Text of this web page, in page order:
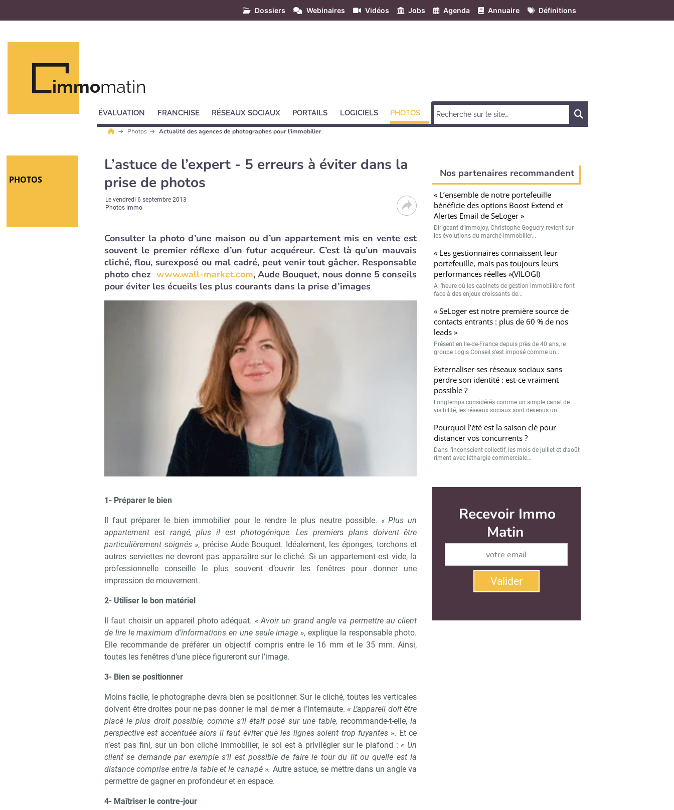
Dossiers Webinaires Vidéos Jobs Agenda Annuaire Définitions
immomatin
ÉVALUATION FRANCHISE RÉSEAUX SOCIAUX PORTAILS LOGICIELS PHOTOS
Photos Actualité des agences de photographes pour l'immobilier
PHOTOS
L’astuce de l’expert - 5 erreurs à éviter dans la
prise de photos
Levendredi 6 septembre 2013
Photos immo
Consulter la photo d’une maison ou d’un appartement mis en vente est
souvent le premier réflexe d’un futur acquéreur. C’est là qu’un mauvais
cliché, flou, surexposé ou mal cadré, peut venir tout gâcher. Responsable
photo chez www.wall-market.com, Aude Bouquet, nous donne 5 conseils
pour éviter les écueils les plus courants dans la prise d’images
1- Préparer le bien
Il faut préparer le bien immobilier pour le rendre le plus neutre possible. « Plus un
appartement est rangé, plus il est photogénique. Les premiers plans doivent être
particulièrement soignés », précise Aude Bouquet. Idéalement, les éponges, torchons et
autres serviettes ne devront pas apparaître sur le cliché. Si un appartement est vide, la
professionnelle conseille le plus souvent d’ouvrir les fenêtres pour donner une
impression de mouvement.
2- Utiliser le bon matériel
Il faut choisir un appareil photo adéquat. « Avoir un grand angle va permettre au client
de lire le maximum d’informations en une seule image », explique la responsable photo.
Elle recommande de préférer un objectif compris entre le 16 mm et le 35 mm. Ainsi,
toutes les fenêtres d’une pièce figureront sur l’image.
3- Bien se positionner
Moins facile, le photographe devra bien se positionner. Sur le cliché, toutes les verticales
doivent être droites pour ne pas donner le mal de mer à l’internaute. « L’appareil doit être
placé le plus droit possible, comme s’il était posé sur une table, recommande-t-elle,la
perspective est accentuée alors il faut éviter que les lignes soient trop fuyantes ». Et ce
n’est pas fini, sur un bon cliché immobilier, le sol est à privilégier sur le plafond : « Un
client se demande par exemple s’il est possible de faire le tour du lit ou quelle est la
distance comprise entre la table et le canapé ». Autre astuce, se mettre dans un angle va
permettre de gagner en profondeur et en espace.
4- Maîtriser le contre-jour
Nos partenaires recommandent
« L’ensemble de notre portefeuille
bénéficie des options Boost Extend et
Alertes Email de SeLoger »
Dirigeant d’Immojoy, Christophe Goguery revient sur
les évolutions du marché immobilier...
« Les gestionnaires connaissent leur
portefeuille, mais pas toujours leurs
performances réelles »(VILOGI)
A l’heure où les cabinets de gestion immobilière font
face à des enjeux croissants de...
« SeLoger est notre première source de
contacts entrants : plus de 60 % de nos
leads »
Présent en Ile-de-France depuis près de 40 ans, le
groupe Logis Conseil s’est imposé comme un...
Externaliser ses réseaux sociaux sans
perdre son identité : est-ce vraiment
possible ?
Longtemps considérés comme un simple canal de
visibilité, les réseaux sociaux sont devenus un...
Pourquoi l’été est la saison clé pour
distancer vos concurrents ?
Dans l’inconscient collectif, les mois de juillet et d’août
riment avec léthargie commerciale...
Recevoir Immo Matin Abonnez-vous à notre newsletter
Non merci, je reçois déjà ! Je déciderai plus tard